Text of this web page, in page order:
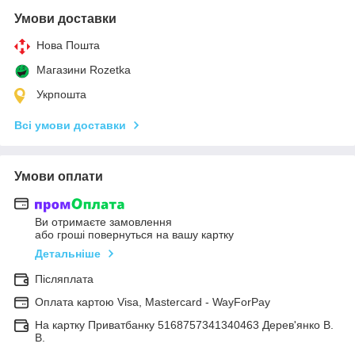
Умови доставки
Нова Пошта
Магазини Rozetka
Укрпошта
Всі умови доставки
Умови оплати
Ви отримаєте замовлення
або гроші повернуться на вашу картку
Детальніше
Післяплата
Оплата картою Visa, Mastercard - WayForPay
На картку Приватбанку 5168757341340463 Дерев'янко В.
В.